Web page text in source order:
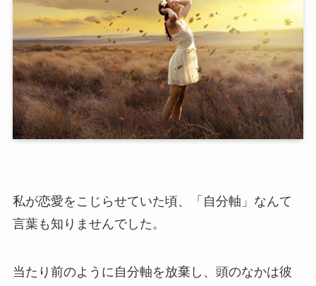
私が恋愛をこじらせていた頃、「自分軸」なんて
言葉も知りませんでした。
当たり前のように自分軸を放棄し、頭のなかは彼